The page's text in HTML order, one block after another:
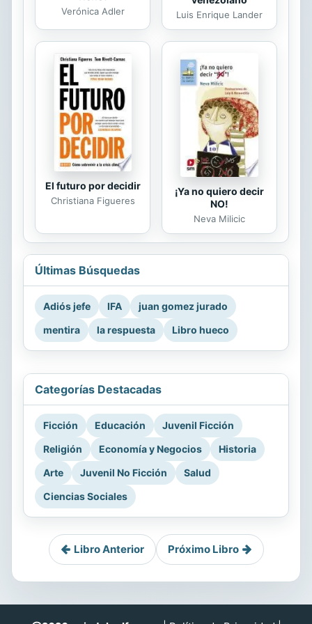
Verónica Adler Luis Enrique Lander
El futuro por decidir
Christiana Figueres
¡Ya no quiero decir
NO!
Neva Milicic
Últimas Búsquedas
Adiós jefe IFA
juan gomez jurado
mentira
la respuesta Libro hueco
Categorías Destacadas
Ficción Educación
Juvenil Ficción
Religión
Economía y Negocios
Historia
Arte
Juvenil No Ficción
Salud
Ciencias Sociales
Libro Anterior Próximo Libro